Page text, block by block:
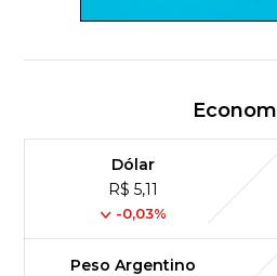
Dólar
R$ 5,11
-0,03%
Peso Argentino